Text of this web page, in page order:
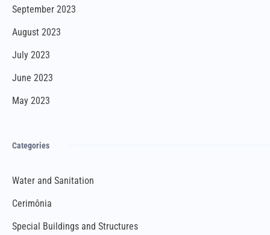
September 2023
August 2023
July 2023
June 2023
May 2023
Categories
Water and Sanitation
Cerimônia
Special Buildings and Structures